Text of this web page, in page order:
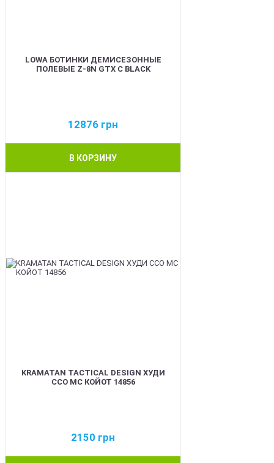
LOWA БОТИНКИ ДЕМИСЕЗОННЫЕ
ПОЛЕВЫЕ Z-8N GTX C BLACK
12876 грн
В КОРЗИНУ
KRAMATAN TACTICAL DESIGN ХУДИ
ССО МС КОЙОТ 14856
2150 грн